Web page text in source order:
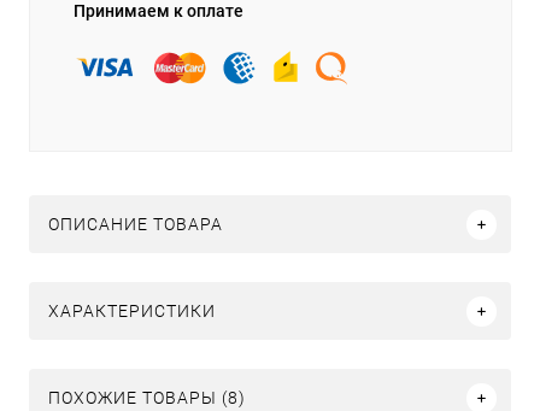
Принимаем к оплате
ОПИСАНИЕ ТОВАРА
ХАРАКТЕРИСТИКИ
ПОХОЖИЕ ТОВАРЫ (8)